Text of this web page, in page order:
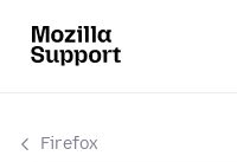
Firefox